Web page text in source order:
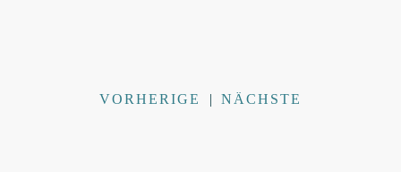
VORHERIGE | NÄCHSTE